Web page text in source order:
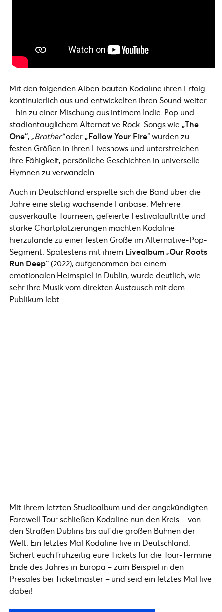
Mit den folgenden Alben bauten Kodaline ihren Erfolg
kontinuierlich aus und entwickelten ihren Sound weiter
– hin zu einer Mischung aus intimem Indie-Pop und
stadiontauglichem Alternative Rock. Songs wie„The
One“, „Brother“oder„Follow Your Fire“ wurden zu
festen Größen in ihren Liveshows und unterstreichen
ihre Fähigkeit, persönliche Geschichten in universelle
Hymnen zu verwandeln.
Auch in Deutschland erspielte sich die Band über die
Jahre eine stetig wachsende Fanbase: Mehrere
ausverkaufte Tourneen, gefeierte Festivalauftritte und
starke Chartplatzierungen machten Kodaline
hierzulande zu einer festen Größe im Alternative-Pop-
Segment. Spätestens mit ihrem Livealbum „Our Roots
Run Deep“ (2022), aufgenommen bei einem
emotionalen Heimspiel in Dublin, wurde deutlich, wie
sehr ihre Musik vom direkten Austausch mit dem
Publikum lebt.
Mit ihrem letzten Studioalbum und der angekündigten
Farewell Tour schließen Kodaline nun den Kreis – von
den Straßen Dublins bis auf die großen Bühnen der
Welt. Ein letztes Mal Kodaline live in Deutschland:
Sichert euch frühzeitig eure Tickets für die Tour-Termine
Ende des Jahres in Europa – zum Beispiel in den
Presales bei Ticketmaster – und seid ein letztes Mal live
dabei!